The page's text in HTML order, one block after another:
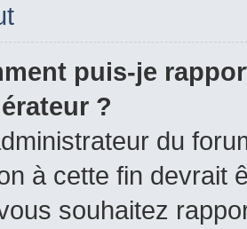
puis-je
?
du
à cette fin devrait
souhaitez